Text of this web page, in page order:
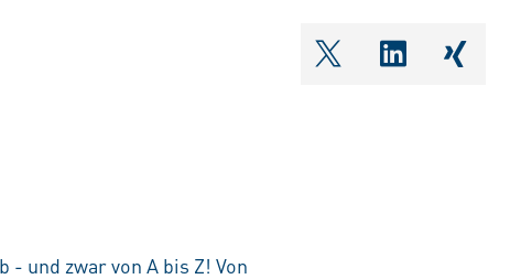
shareOntwitter
und zwar von A bis Z! Von